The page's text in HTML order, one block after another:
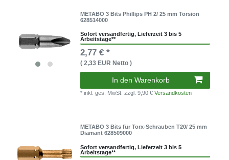
METABO 3 Bits Phillips PH 2/ 25 mm Torsion
628514000
Sofort versandfertig, Lieferzeit 3 bis 5
Arbeitstage**
2,77 € *
( 2,33 EUR Netto )
In den Warenkorb
* inkl. ges. MwSt.zzgl. 9,90 €Versandkosten
METABO 3 Bits für Torx-Schrauben T20/ 25 mm
Diamant 628509000
Sofort versandfertig, Lieferzeit 3 bis 5
Arbeitstage**